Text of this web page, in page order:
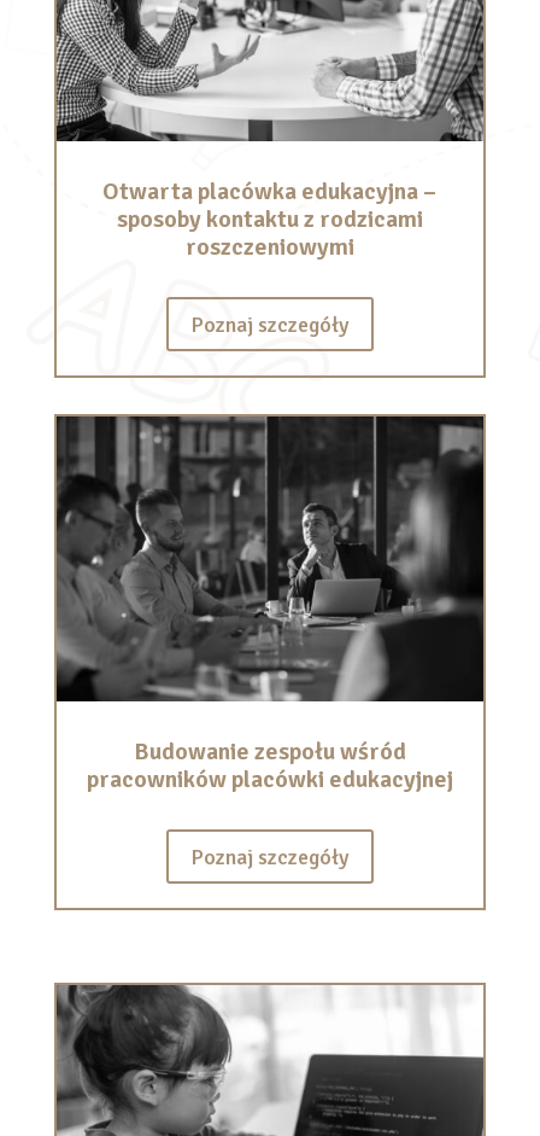
Otwarta placówka edukacyjna –
sposoby kontaktu z rodzicami
roszczeniowymi
Poznaj szczegóły
Budowanie zespołu wśród
pracowników placówki edukacyjnej
Poznaj szczegóły